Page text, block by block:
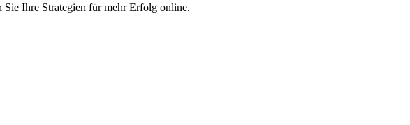
Ihre Strategien für mehr Erfolg online.